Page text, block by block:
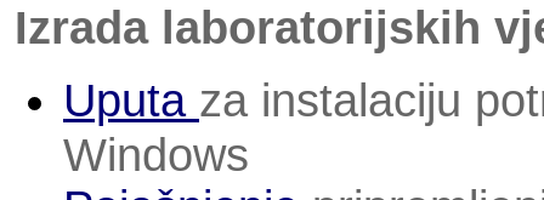
Izrada laboratorijskih
Uputa za instalaciju
Windows